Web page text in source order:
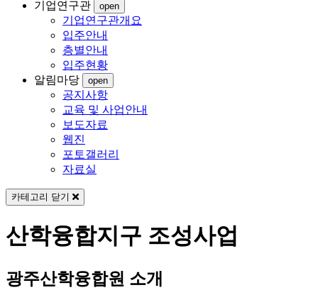
기업연구관 open
기업연구관개요
입주안내
층별안내
입주현황
알림마당
open
공지사항
교육 및 사업안내
보도자료
웹진
포토갤러리
자료실
카테고리 닫기
산학융합지구 조성사업
광주산학융합원 소개